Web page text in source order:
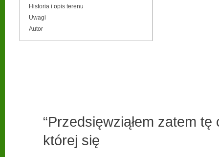
Historia i opis terenu
Uwagi
Autor
“Przedsięwziąłem zatem
której się